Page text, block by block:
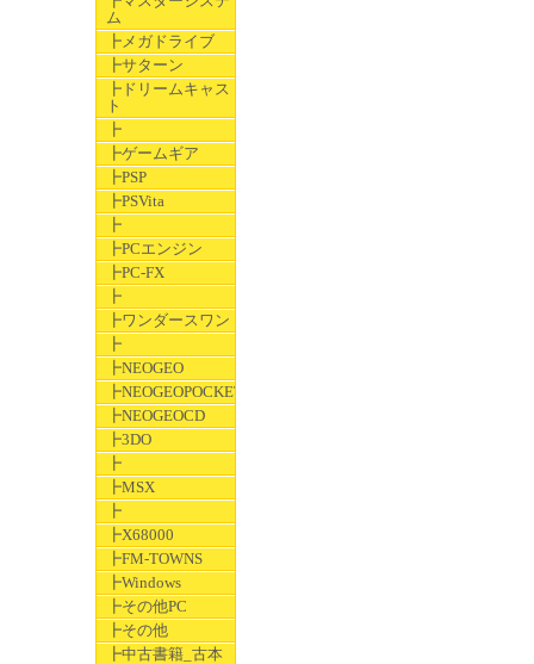
ム
┣メガドライブ
┣サターン
┣ドリームキャス
ト
┣
┣ゲームギア
┣PSP
┣PSVita
┣
┣PCエンジン
┣PC-FX
┣
┣ワンダースワン
┣
┣NEOGEO
┣NEOGEOPOCKET
┣NEOGEOCD
┣3DO
┣
┣MSX
┣
┣X68000
┣FM-TOWNS
┣Windows
┣その他PC
┣その他
┣中古書籍_古本